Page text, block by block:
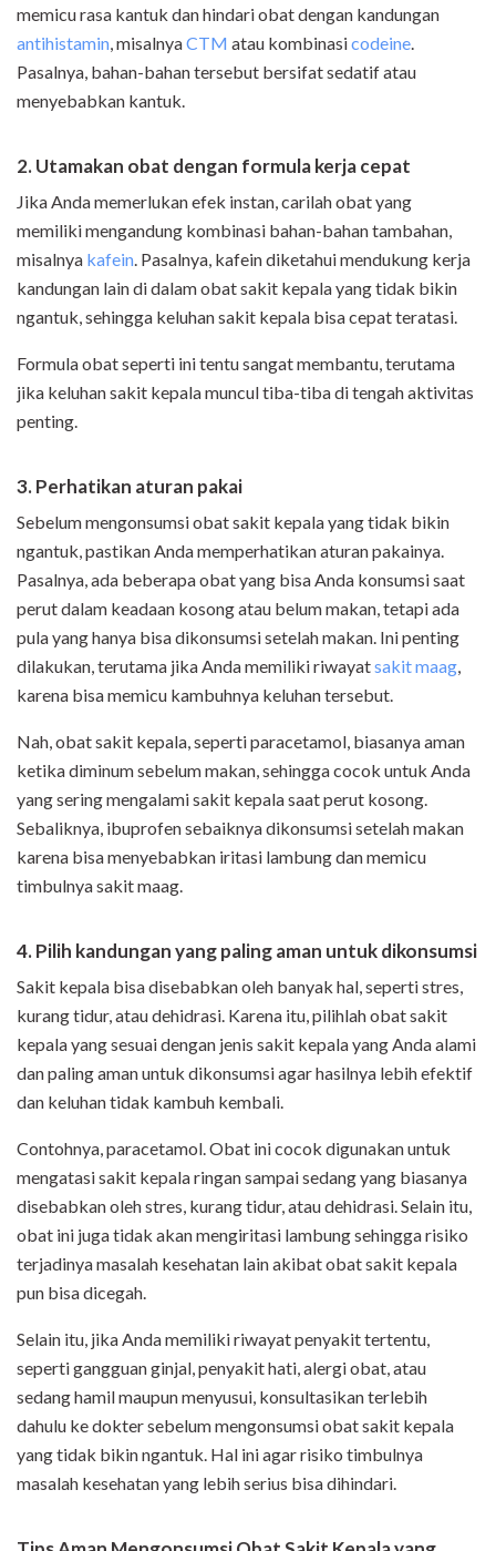
memicu rasa kantuk dan hindari obat dengan kandungan
antihistamin, misalnyaCTM atau kombinasicodeine.
Pasalnya, bahan-bahan tersebut bersifat sedatif atau
menyebabkan kantuk.
2. Utamakan obat dengan formula kerja cepat
Jika Anda memerlukan efek instan, carilah obat yang
memiliki mengandung kombinasi bahan-bahan tambahan,
misalnya kafein. Pasalnya, kafein diketahui mendukung kerja
kandungan lain di dalam obat sakit kepala yang tidak bikin
ngantuk, sehingga keluhan sakit kepala bisa cepat teratasi.
Formula obat seperti ini tentu sangat membantu, terutama
jika keluhan sakit kepala muncul tiba-tiba di tengah aktivitas
penting.
3. Perhatikan aturan pakai
Sebelum mengonsumsi obat sakit kepala yang tidak bikin
ngantuk, pastikan Anda memperhatikan aturan pakainya.
Pasalnya, ada beberapa obat yang bisa Anda konsumsi saat
perut dalam keadaan kosong atau belum makan, tetapi ada
pula yang hanya bisa dikonsumsi setelah makan. Ini penting
dilakukan, terutama jika Anda memiliki riwayatsakit maag,
karena bisa memicu kambuhnya keluhan tersebut.
Nah, obat sakit kepala, seperti paracetamol, biasanya aman
ketika diminum sebelum makan, sehingga cocok untuk Anda
yang sering mengalami sakit kepala saat perut kosong.
Sebaliknya, ibuprofen sebaiknya dikonsumsi setelah makan
karena bisa menyebabkan iritasi lambung dan memicu
timbulnya sakit maag.
4. Pilih kandungan yang paling aman untuk dikonsumsi
Sakit kepala bisa disebabkan oleh banyak hal, seperti stres,
kurang tidur, atau dehidrasi. Karena itu, pilihlah obat sakit
kepala yang sesuai dengan jenis sakit kepala yang Anda alami
dan paling aman untuk dikonsumsi agar hasilnya lebih efektif
dan keluhan tidak kambuh kembali.
Contohnya, paracetamol. Obat ini cocok digunakan untuk
mengatasi sakit kepala ringan sampai sedang yang biasanya
disebabkan oleh stres, kurang tidur, atau dehidrasi. Selain itu,
obat ini juga tidak akan mengiritasi lambung sehingga risiko
terjadinya masalah kesehatan lain akibat obat sakit kepala
pun bisa dicegah.
Selain itu, jika Anda memiliki riwayat penyakit tertentu,
seperti gangguan ginjal, penyakit hati, alergi obat, atau
sedang hamil maupun menyusui, konsultasikan terlebih
dahulu ke dokter sebelum mengonsumsi obat sakit kepala
yang tidak bikin ngantuk. Hal ini agar risiko timbulnya
masalah kesehatan yang lebih serius bisa dihindari.